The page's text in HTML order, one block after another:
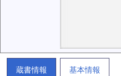
蔵書情報 基本情報